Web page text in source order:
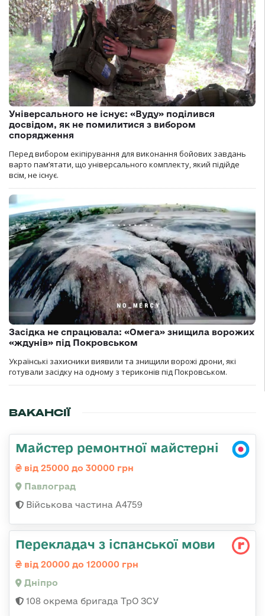
Універсального не існує: «Вуду» поділився
досвідом, як не помилитися з вибором
спорядження
Перед вибором екіпірування для виконання бойових завдань
варто пам’ятати, що універсального комплекту, який підійде
всім, не існує.
Засідка не спрацювала: «Омега» знищила ворожих
«ждунів» під Покровськом
Українські захисники виявили та знищили ворожі дрони, які
готували засідку на одному з териконів під Покровськом.
ВАКАНСІЇ
Майстер ремонтної майстерні
від 25000 до 30000 грн
Павлоград
Військова частина А4759
Перекладач з іспанської мови
від 20000 до 120000 грн
Дніпро
108 окрема бригада ТрО ЗСУ